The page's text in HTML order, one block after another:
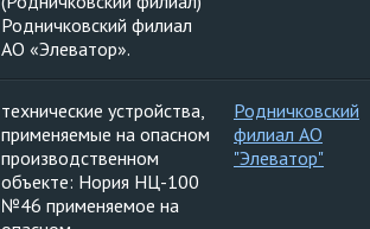
Родничковский филиал
АО «Элеватор».
технические устройства,
применяемые на опасном
производственном
объекте: Нория НЦ-100
№46 применяемое на
Родничковский
филиал АО
"Элеватор"